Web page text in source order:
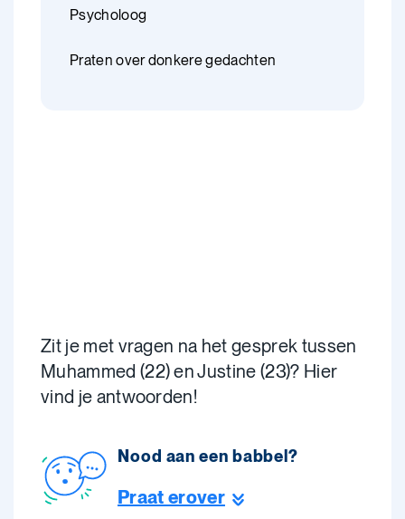
Psycholoog
Praten over donkere gedachten
Zit je met vragen na het gesprek tussen
Muhammed (22) en Justine (23)? Hier
vind je antwoorden!
Nood aan een babbel?
Praat erover